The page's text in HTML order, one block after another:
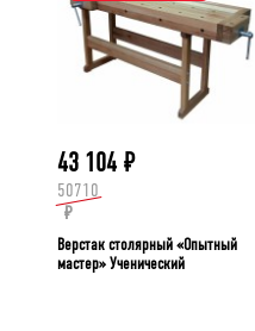
43 104 ₽
50710
₽
Верстак столярный «Опытный
мастер» Ученический